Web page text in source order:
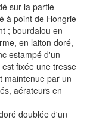
sur la partie
à point de Hongrie
; bourdalou en
en laiton doré,
estampé d'un
fixée une tresse
maintenue par un
aérateurs en
doublée d'un